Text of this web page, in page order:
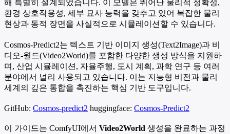
해 특별히 설계되었습니다. 이 모델은 뛰어난 물리적 정확성,
환경 상호작용성, 세부 묘사 능력을 갖추고 있어 복잡한 물리
현상과 동적 장면을 사실적으로 시뮬레이션할 수 있습니다.
Cosmos-Predict2는 텍스트 기반 이미지 생성(Text2Image)과 비
디오-월드(Video2World)를 포함한 다양한 생성 방식을 지원하
며, 산업 시뮬레이션, 자율주행, 도시 계획, 과학 연구 등 여러
분야에서 널리 사용되고 있습니다. 이는 지능형 비전과 물리
세계의 깊은 통합을 촉진하는 핵심 기반 도구입니다.
GitHub: Cosmos-predict2 huggingface: Cosmos-Predict2
이 가이드는 ComfyUI에서 Video2World 생성을 완료하는 과정